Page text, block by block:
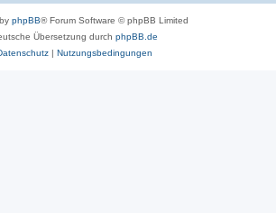
phpBB® Forum Software © phpBB Limited
Übersetzung durch phpBB.de
| Nutzungsbedingungen